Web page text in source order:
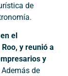
de
el
y reunió a
y
Además de